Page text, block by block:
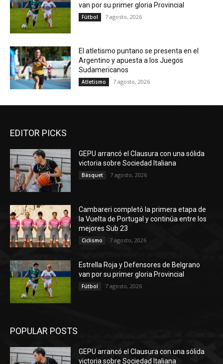
van por su primer gloria Provincial
Fútbol 7 agosto, 2026
El atletismo puntano se presenta en el
Argentino y apuesta a los Juegos
Sudamericanos
Atletismo 7 agosto, 2026
EDITOR PICKS
GEPU arrancó el Clausura con una sólida
victoria sobre Sociedad Italiana
Básquet 7 agosto, 2026
Cambareri completó la primera etapa de
la Vuelta de Portugal y continúa entre los
mejores Sub 23
Ciclismo 7 agosto, 2026
Estrella Roja y Defensores de Belgrano
van por su primer gloria Provincial
Fútbol 7 agosto, 2026
POPULAR POSTS
GEPU arrancó el Clausura con una sólida
victoria sobre Sociedad Italiana